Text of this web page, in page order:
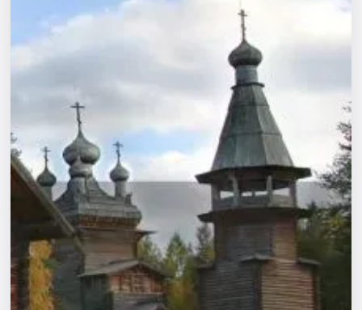
Площадки
Артисты
Рейтинги